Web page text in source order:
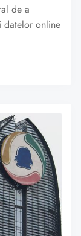
de a
datelor online